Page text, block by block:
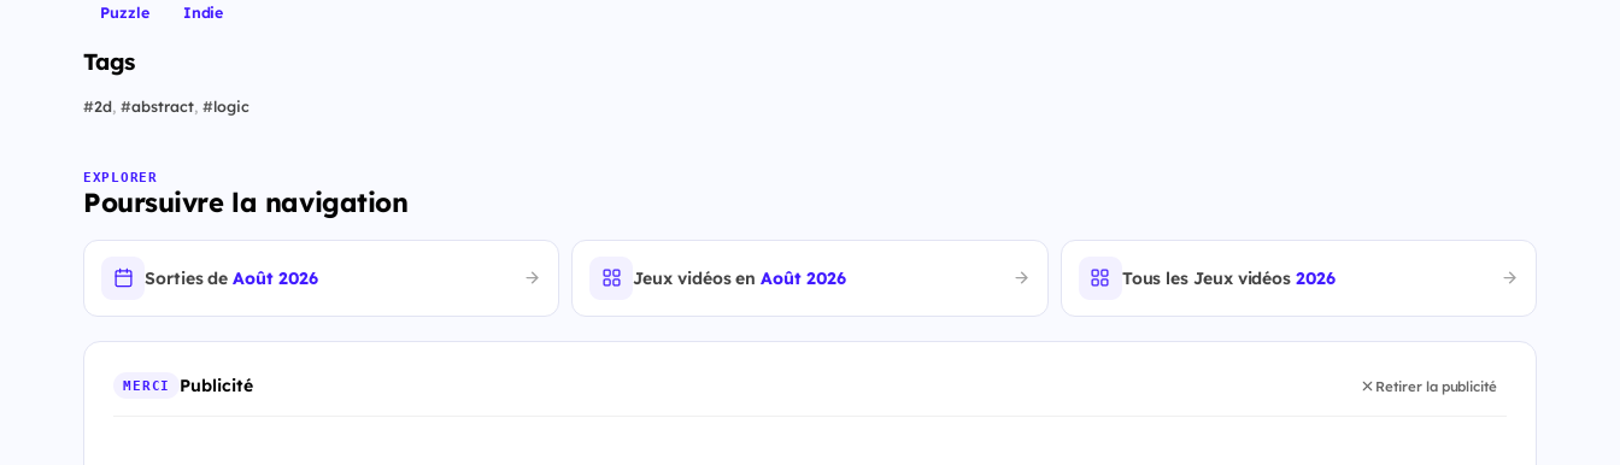
Puzzle Indie
Tags
#2d, #abstract, #logic
EXPLORER
Poursuivre la navigation
Sorties deAoût 2026 Jeux vidéos enAoût 2026 Tous les Jeux vidéos2026
MERCI Publicité Retirer la publicité